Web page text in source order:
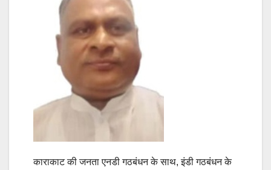
काराकाट की जनता एनडी गठबंधन के साथ, इंडी गठबंधन के